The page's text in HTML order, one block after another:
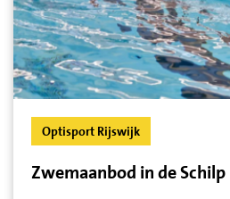
Optisport Rijswijk
Zwemaanbod in de Schilp